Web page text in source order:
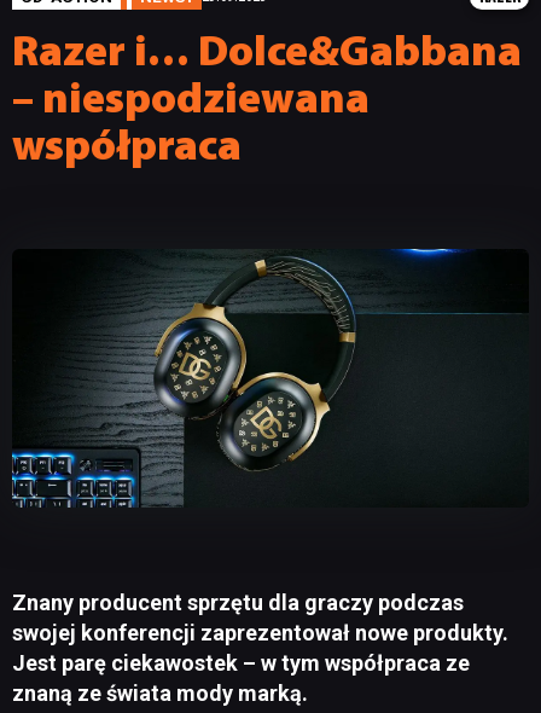
Razer i… Dolce&Gabbana
– niespodziewana
współpraca
Znany producent sprzętu dla graczy podczas
swojej konferencji zaprezentował nowe produkty.
Jest parę ciekawostek – w tym współpraca ze
znaną ze świata mody marką.